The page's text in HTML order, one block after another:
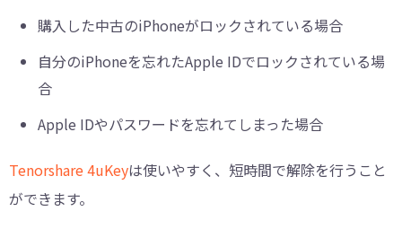
購入した中古のiPhoneがロックされている場合
自分のiPhoneを忘れたApple IDでロックされている場
合
Apple IDやパスワードを忘れてしまった場合
Tenorshare 4uKeyは使いやすく、短時間で解除を行うこと
ができます。